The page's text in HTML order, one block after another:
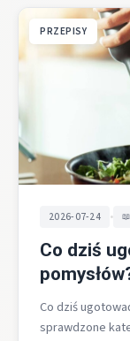
PRZEPISY
2026-07-24 •
Co dziś
Co dziś
sprawdzone